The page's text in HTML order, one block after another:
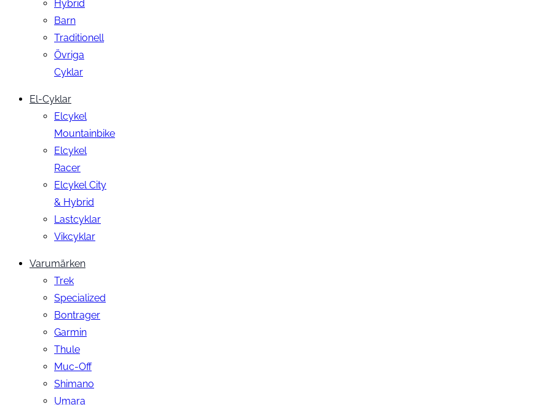
Hybrid
Barn
Traditionell
Övriga
Cyklar
El-Cyklar
Elcykel
Mountainbike
Elcykel
Racer
Elcykel City
& Hybrid
Lastcyklar
Vikcyklar
Varumärken
Trek
Specialized
Bontrager
Garmin
Thule
Muc-Off
Shimano
Umara